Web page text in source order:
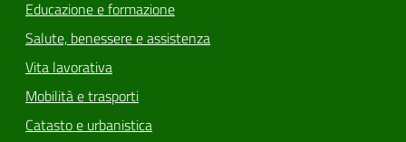
Educazione e formazione
Salute, benessere e assistenza
Vita lavorativa
Mobilità e trasporti
Catasto e urbanistica